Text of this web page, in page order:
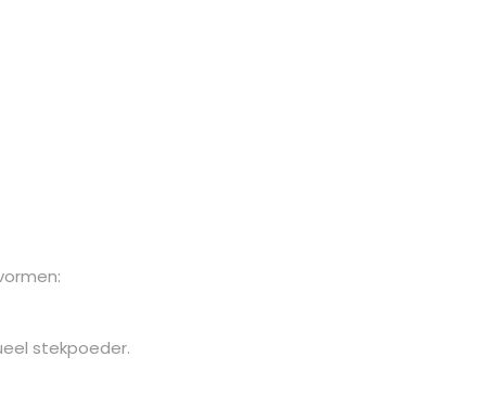
stekpoeder.